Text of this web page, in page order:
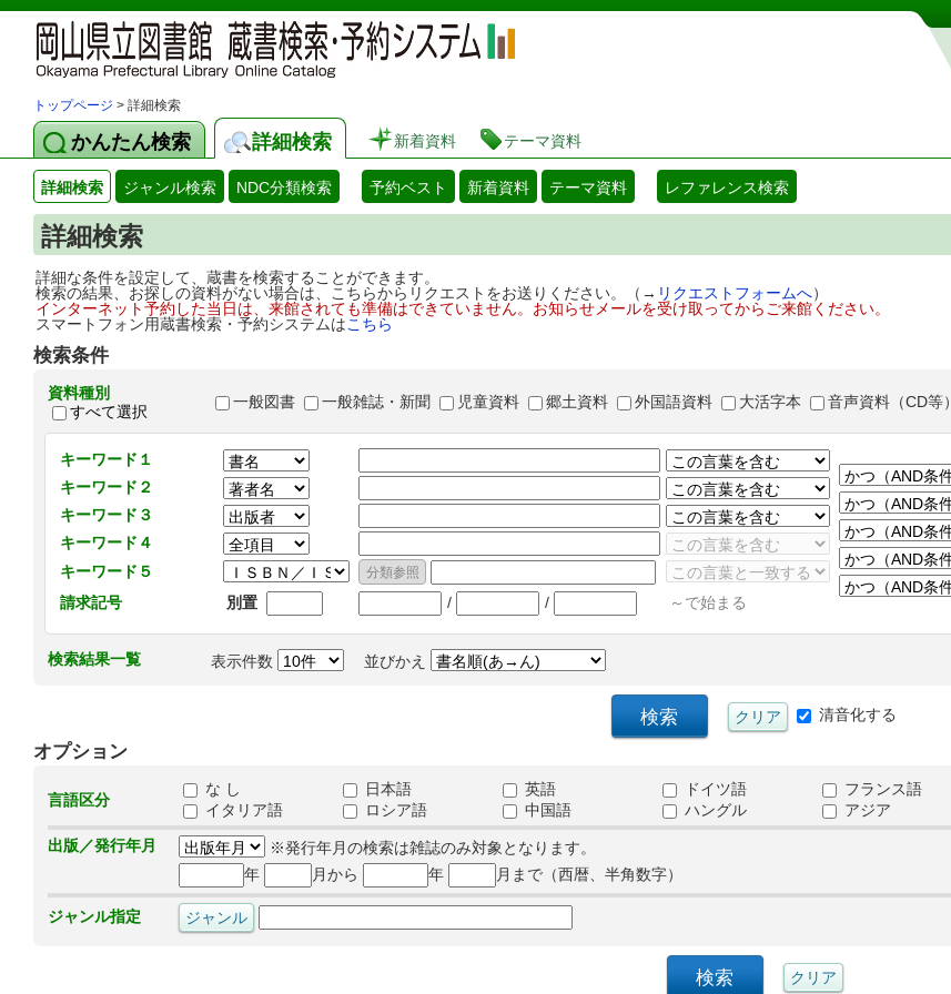
岡山県立図書館 蔵書検索・予約システム
トップページ > 詳細検索
かんたん検索 詳細検索 新着資料 テーマ資料
詳細検索 ジャンル検索 NDC分類検索 予約ベスト 新着資料 テーマ資料 レファレンス検索
詳細検索
詳細な条件を設定して、蔵書を検索することができます。
検索の結果、お探しの資料がない場合は、こちらからリクエストをお送りください。（→ リクエストフォームへ）
インターネット予約した当日は、来館されても準備はできていません。お知らせメールを受け取ってからご来館ください。
スマートフォン用蔵書検索・予約システムはこちら
検索条件
資料種別
すべて選択
一般図書 一般雑誌・新聞 児童資料 郷土資料 外国語資料 大活字本 音声資料（CD等）
キーワード１
キーワード２
キーワード３
キーワード４
キーワード５
請求記号
別置 / / ～で始まる
検索結果一覧 表示件数 並びかえ
清音化する
オプション
言語区分
な し 日本語 英語 ドイツ語 フランス語
イタリア語
ロシア語 中国語 ハングル アジア
出版／発行年月
※発行年月の検索は雑誌のみ対象となります。
年
月から 年 月まで（西暦、半角数字）
ジャンル指定